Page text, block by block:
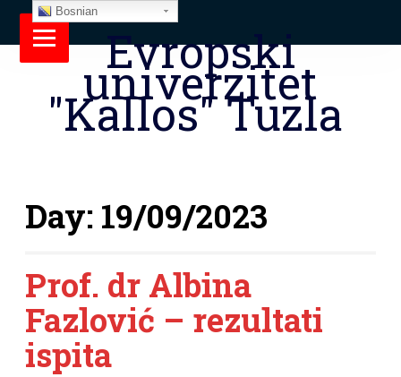
Evropski
univerzitet
"Kallos" Tuzla
Day: 19/09/2023
Prof. dr Albina
Fazlović – rezultati
ispita
Bosnian